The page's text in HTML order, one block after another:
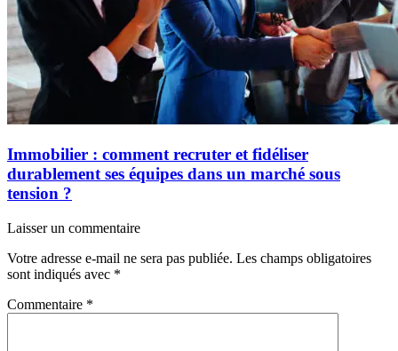
Immobilier : comment recruter et fidéliser
durablement ses équipes dans un marché sous
tension ?
Laisser un commentaire
Votre adresse e-mail ne sera pas publiée. Les champs obligatoires
sont indiqués avec *
Commentaire *